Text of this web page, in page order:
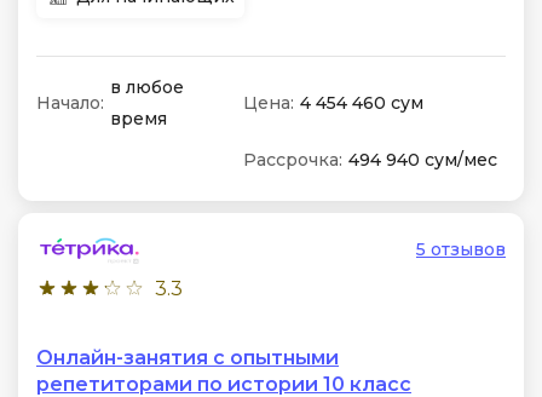
Начало:
в любое
время
Цена: 4 454 460 сум
Рассрочка: 494 940 сум/мес
3.3
5 отзывов
Онлайн-занятия с опытными
репетиторами по истории 10 класс